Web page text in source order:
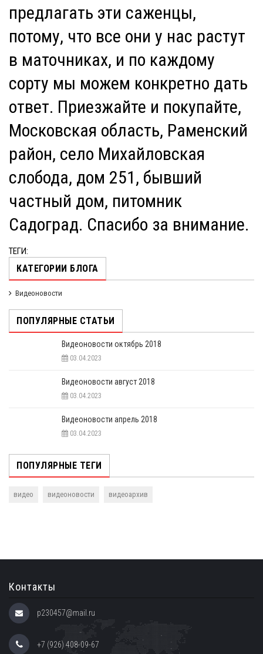
предлагать эти саженцы,
потому, что все они у нас растут
в маточниках, и по каждому
сорту мы можем конкретно дать
ответ. Приезжайте и покупайте,
Московская область, Раменский
район, село Михайловская
слобода, дом 251, бывший
частный дом, питомник
Садоград. Спасибо за внимание.
ТЕГИ:
КАТЕГОРИИ БЛОГА
Видеоновости
ПОПУЛЯРНЫЕ СТАТЬИ
Видеоновости октябрь 2018
03.04.2023
Видеоновости август 2018
03.04.2023
Видеоновости апрель 2018
03.04.2023
ПОПУЛЯРНЫЕ ТЕГИ
видео видеоновости видеоархив
Контакты
p230457@mail.ru
+7 (926) 408-09-67